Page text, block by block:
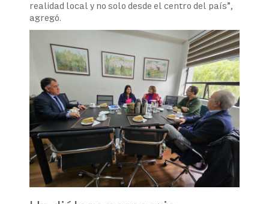
realidad local y no solo desde el centro del país”,
agregó.